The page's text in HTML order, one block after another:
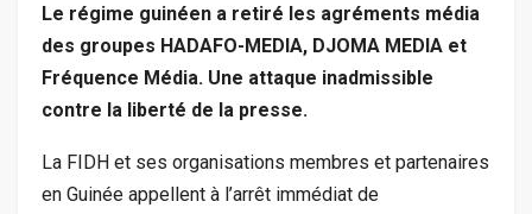
Le régime guinéen a retiré les agréments média
des groupes HADAFO-MEDIA, DJOMA MEDIA et
Fréquence Média. Une attaque inadmissible
contre la liberté de la presse.
La FIDH et ses organisations membres et partenaires
en Guinée appellent à l’arrêt immédiat de